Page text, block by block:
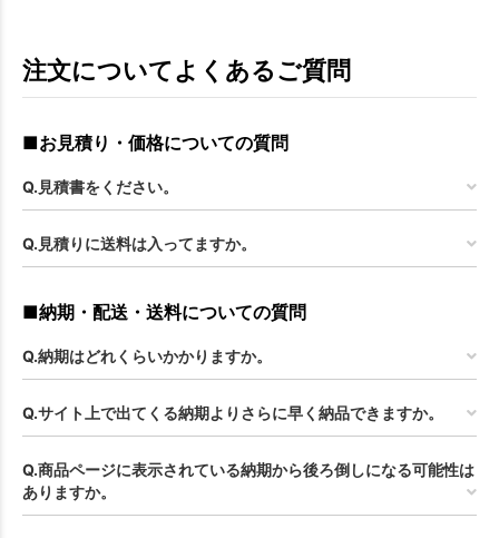
注文についてよくあるご質問
■お見積り・価格についての質問
Q.見積書をください。
Q.見積りに送料は入ってますか。
■納期・配送・送料についての質問
Q.納期はどれくらいかかりますか。
Q.サイト上で出てくる納期よりさらに早く納品できますか。
Q.商品ページに表示されている納期から後ろ倒しになる可能性は
ありますか。